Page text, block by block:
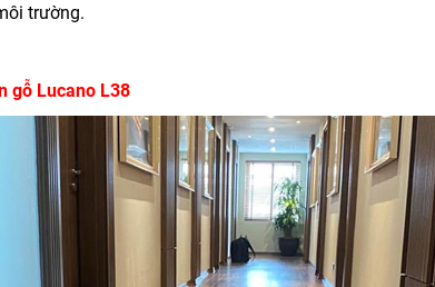
trường.
gỗ Lucano L38